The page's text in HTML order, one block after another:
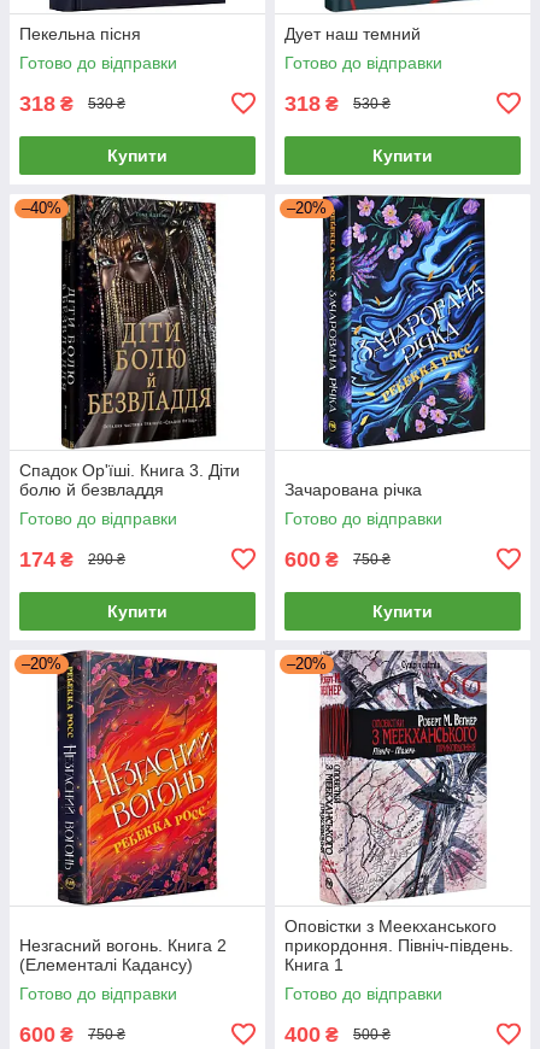
Пекельна пісня
Готово до відправки
318 ₴ 530 ₴
Купити
Дует наш темний
Готово до відправки
318 ₴ 530 ₴
Купити
–40%
Cпaдoк Op'їшi. Книга 3. Діти
болю й безвладдя
Готово до відправки
174 ₴ 290 ₴
Купити
–20%
Зачарована річка
Готово до відправки
600 ₴ 750 ₴
Купити
–20%
Незгасний вогонь. Книга 2
(Елементалі Кадансу)
Готово до відправки
600 ₴ 750 ₴
–20%
Оповістки з Меекханського
прикордоння. Північ-південь.
Книга 1
Готово до відправки
400 ₴ 500 ₴